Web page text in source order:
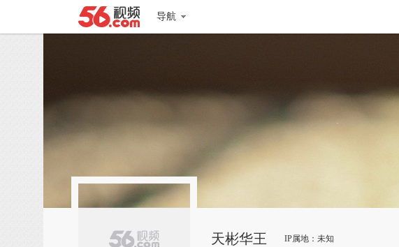
导航
天彬华王 IP属地：未知